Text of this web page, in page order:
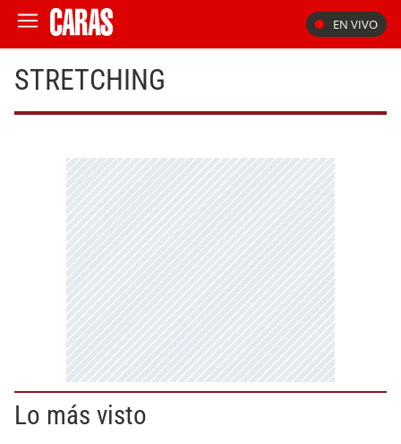
EN VIVO
STRETCHING
Lo más visto